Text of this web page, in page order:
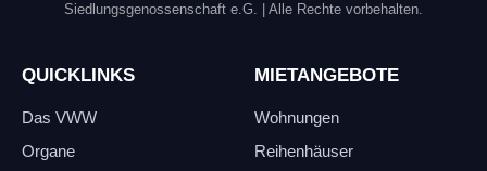
Siedlungsgenossenschaft e.G. | Alle Rechte vorbehalten.
QUICKLINKS
Das VWW
Organe
MIETANGEBOTE
Wohnungen
Reihenhäuser